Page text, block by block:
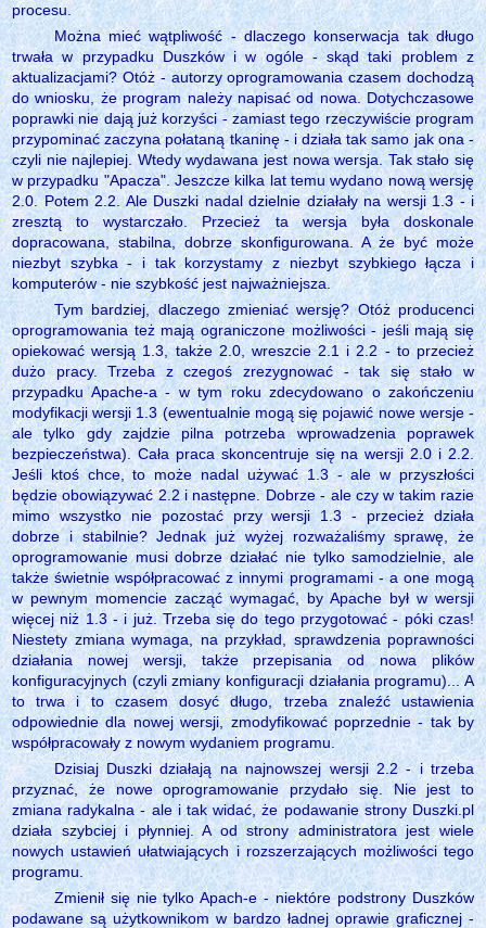
procesu.
Można mieć wątpliwość - dlaczego konserwacja tak długo
trwała w przypadku Duszków i w ogóle - skąd taki problem z
aktualizacjami? Otóż - autorzy oprogramowania czasem dochodzą
do wniosku, że program należy napisać od nowa. Dotychczasowe
poprawki nie dają już korzyści - zamiast tego rzeczywiście program
przypominać zaczyna połataną tkaninę - i działa tak samo jak ona -
czyli nie najlepiej. Wtedy wydawana jest nowa wersja. Tak stało się
w przypadku "Apacza". Jeszcze kilka lat temu wydano nową wersję
2.0. Potem 2.2. Ale Duszki nadal dzielnie działały na wersji 1.3 - i
zresztą to wystarczało. Przecież ta wersja była doskonale
dopracowana, stabilna, dobrze skonfigurowana. A że być może
niezbyt szybka - i tak korzystamy z niezbyt szybkiego łącza i
komputerów - nie szybkość jest najważniejsza.
Tym bardziej, dlaczego zmieniać wersję? Otóż producenci
oprogramowania też mają ograniczone możliwości - jeśli mają się
opiekować wersją 1.3, także 2.0, wreszcie 2.1 i 2.2 - to przecież
dużo pracy. Trzeba z czegoś zrezygnować - tak się stało w
przypadku Apache-a - w tym roku zdecydowano o zakończeniu
modyfikacji wersji 1.3 (ewentualnie mogą się pojawić nowe wersje -
ale tylko gdy zajdzie pilna potrzeba wprowadzenia poprawek
bezpieczeństwa). Cała praca skoncentruje się na wersji 2.0 i 2.2.
Jeśli ktoś chce, to może nadal używać 1.3 - ale w przyszłości
będzie obowiązywać 2.2 i następne. Dobrze - ale czy w takim razie
mimo wszystko nie pozostać przy wersji 1.3 - przecież działa
dobrze i stabilnie? Jednak już wyżej rozważaliśmy sprawę, że
oprogramowanie musi dobrze działać nie tylko samodzielnie, ale
także świetnie współpracować z innymi programami - a one mogą
w pewnym momencie zacząć wymagać, by Apache był w wersji
więcej niż 1.3 - i już. Trzeba się do tego przygotować - póki czas!
Niestety zmiana wymaga, na przykład, sprawdzenia poprawności
działania nowej wersji, także przepisania od nowa plików
konfiguracyjnych (czyli zmiany konfiguracji działania programu)... A
to trwa i to czasem dosyć długo, trzeba znaleźć ustawienia
odpowiednie dla nowej wersji, zmodyfikować poprzednie - tak by
współpracowały z nowym wydaniem programu.
Dzisiaj Duszki działają na najnowszej wersji 2.2 - i trzeba
przyznać, że nowe oprogramowanie przydało się. Nie jest to
zmiana radykalna - ale i tak widać, że podawanie strony Duszki.pl
działa szybciej i płynniej. A od strony administratora jest wiele
nowych ustawień ułatwiających i rozszerzających możliwości tego
programu.
Zmienił się nie tylko Apach-e - niektóre podstrony Duszków
podawane są użytkownikom w bardzo ładnej oprawie graficznej -